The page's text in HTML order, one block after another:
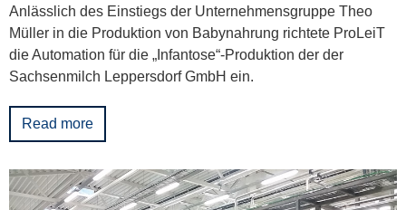
Anlässlich des Einstiegs der Unternehmensgruppe Theo
Müller in die Produktion von Babynahrung richtete ProLeiT
die Automation für die „Infantose“-Produktion der der
Sachsenmilch Leppersdorf GmbH ein.
Read more